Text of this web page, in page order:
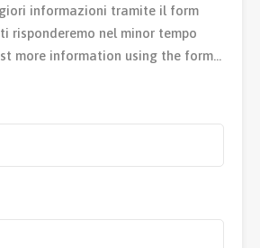
informazioni tramite il form
risponderemo nel minor tempo
more information using the form…